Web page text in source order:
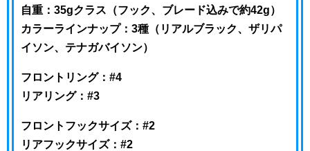
自重：35gクラス（フック、ブレード込みで約42g）
カラーラインナップ：3種（リアルブラック、ザリパ
イソン、テナガバイソン）
フロントリング：#4
リアリング：#3
フロントフックサイズ：#2
リアフックサイズ：#2